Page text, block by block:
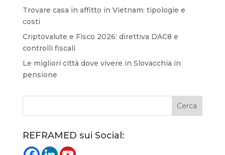
Trovare casa in affitto in Vietnam: tipologie e
costi
Criptovalute e Fisco 2026: direttiva DAC8 e
controlli fiscali
Le migliori città dove vivere in Slovacchia in
pensione
REFRAMED sui Social: